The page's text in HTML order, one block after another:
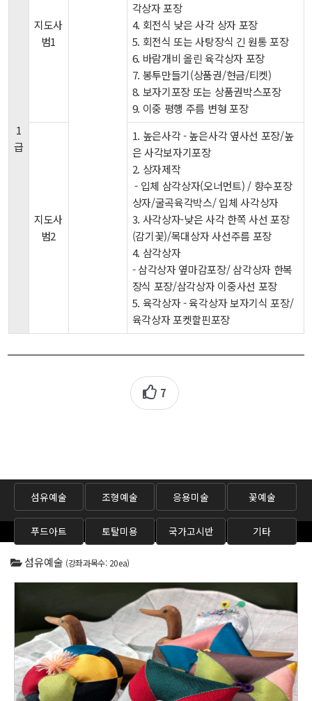
1
급
지도사
범1
각상자 포장
4. 회전식 낮은 사각 상자 포장
5. 회전식 또는 사탕장식 긴 원통 포장
6. 바람개비 올린 육각상자 포장
7. 봉투만들기(상품권/현금/티켓)
8. 보자기포장 또는 상품권박스포장
9. 이중 평행 주름 변형 포장
지도사
범2
1. 높은사각 - 높은사각 옆사선 포장/높
은 사각보자기포장
2. 상자제작
- 입체 삼각상자(오너먼트) / 향수포장
상자/굴곡육각박스/ 입체 사각상자
3. 사각상자-낮은 사각 한쪽 사선 포장
(감기꽃)/목대상자 사선주름 포장
4. 삼각상자
- 삼각상자 옆마감포장/ 삼각상자 한복
장식 포장/삼각상자 이중사선 포장
5. 육각상자 - 육각상자 보자기식 포장/
육각상자 포켓할핀포장
7
섬유예술 조형예술 응용미술 꽃예술
푸드아트 토탈미용 국가고시반 기타
섬유예술 (강좌과목수: 20ea)